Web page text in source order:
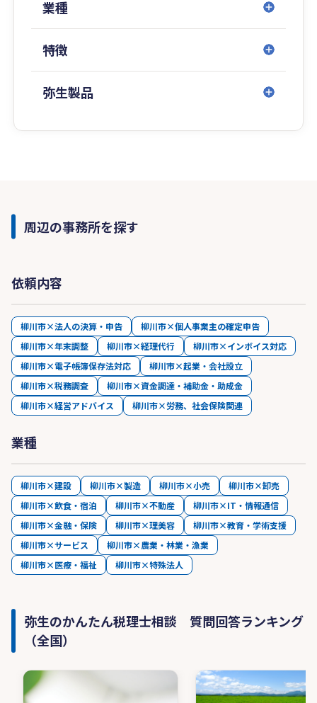
業種
特徴
弥生製品
周辺の事務所を探す
依頼内容
柳川市×法人の決算・申告
柳川市×個人事業主の確定申告
柳川市×年末調整
柳川市×経理代行
柳川市×インボイス対応
柳川市×電子帳簿保存法対応
柳川市×起業・会社設立
柳川市×税務調査
柳川市×資金調達・補助金・助成金
柳川市×経営アドバイス
柳川市×労務、社会保険関連
業種
柳川市×建設 柳川市×製造 柳川市×小売
柳川市×卸売
柳川市×飲食・宿泊
柳川市×不動産
柳川市×IT・情報通信
柳川市×金融・保険
柳川市×理美容
柳川市×教育・学術支援
柳川市×サービス
柳川市×農業・林業・漁業
柳川市×医療・福祉
柳川市×特殊法人
弥生のかんたん税理士相談 質問回答ランキング
（全国）